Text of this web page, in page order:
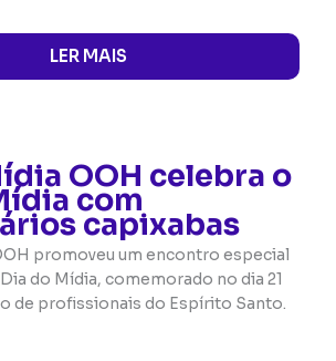
LER MAIS
OOH celebra o
com
capixabas
promoveu um encontro especial
do Mídia, comemorado no dia 21
de profissionais do Espírito Santo.